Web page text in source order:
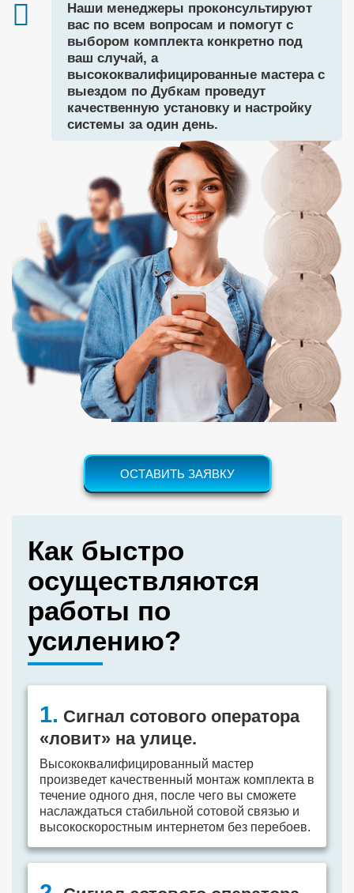
Наши менеджеры проконсультируют
вас по всем вопросам и помогут с
выбором комплекта конкретно под
ваш случай, а
высококвалифицированные мастера с
выездом по Дубкам проведут
качественную установку и настройку
системы за один день.
ОСТАВИТЬ ЗАЯВКУ
Как быстро
осуществляются
работы по
усилению?
1. Сигнал сотового оператора
«ловит» на улице.
Высококвалифицированный мастер
произведет качественный монтаж комплекта в
течение одного дня, после чего вы сможете
наслаждаться стабильной сотовой связью и
высокоскоростным интернетом без перебоев.